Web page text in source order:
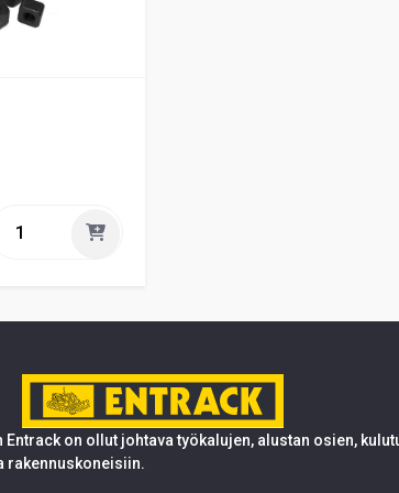
Entrack on ollut johtava työkalujen, alustan osien,
rakennuskoneisiin.